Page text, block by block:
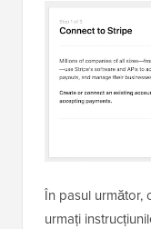
În pasul următor,
urmați